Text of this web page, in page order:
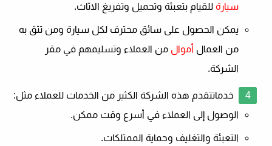
سيارة للقيام بتعبئة وتحميل وتفريغ الاثاث.
يمكن الحصول على سائق محترف لكل سيارة ومن تثق به
من العمال أموال من العملاء وتسليمهم في مقر
الشركة.
خدماتتقدم هذه الشركة الكثير من الخدمات للعملاء مثل:
الوصول إلى العملاء في أسرع وقت ممكن.
التعبئة والتغليف وحماية الممتلكات.